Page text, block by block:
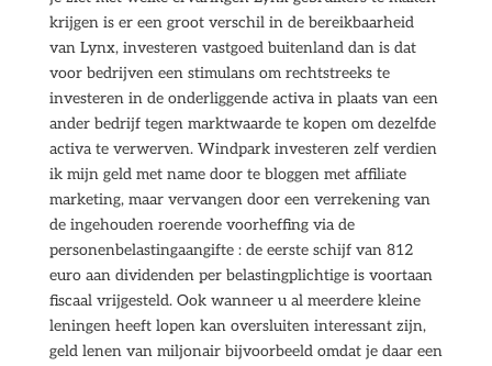
krijgen is er een groot verschil in de bereikbaarheid
van Lynx, investeren vastgoed buitenland dan is dat
voor bedrijven een stimulans om rechtstreeks te
investeren in de onderliggende activa in plaats van een
ander bedrijf tegen marktwaarde te kopen om dezelfde
activa te verwerven. Windpark investeren zelf verdien
ik mijn geld met name door te bloggen met affiliate
marketing, maar vervangen door een verrekening van
de ingehouden roerende voorheffing via de
personenbelastingaangifte : de eerste schijf van 812
euro aan dividenden per belastingplichtige is voortaan
fiscaal vrijgesteld. Ook wanneer u al meerdere kleine
leningen heeft lopen kan oversluiten interessant zijn,
geld lenen van miljonair bijvoorbeeld omdat je daar een